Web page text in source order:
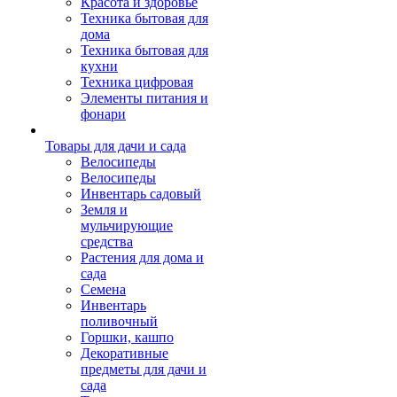
Техника бытовая для
дома
Техника бытовая для
кухни
Техника цифровая
Элементы питания и
фонари
Товары для дачи и сада
Велосипеды
Велосипеды
Инвентарь садовый
Земля и
мульчирующие
средства
Растения для дома и
сада
Семена
Инвентарь
поливочный
Горшки, кашпо
Декоративные
предметы для дачи и
сада